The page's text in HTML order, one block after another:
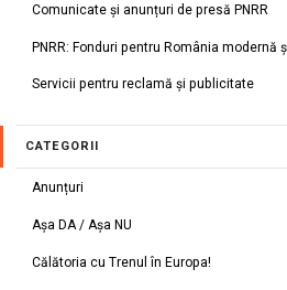
Comunicate și anunțuri de presă PNRR
PNRR: Fonduri pentru România modernă
Servicii pentru reclamă și publicitate
CATEGORII
Anunțuri
Așa DA / Așa NU
Călătoria cu Trenul în Europa!